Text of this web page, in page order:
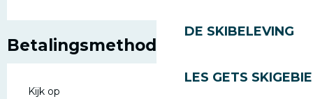
DE SKIBELEVING
LES GETS
Betalingsmethoden
Kijk op